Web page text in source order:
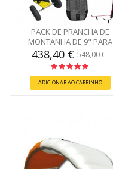
PACK DE PRANCHA DE
MONTANHA DE 9" PARA
PRINCIPIANTES
438,40 €548,00 €
ADICIONAR AO CARRINHO